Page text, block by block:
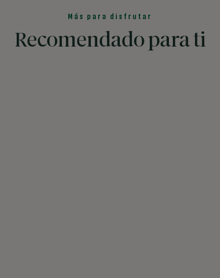
Más para disfrutar
Recomendado para ti